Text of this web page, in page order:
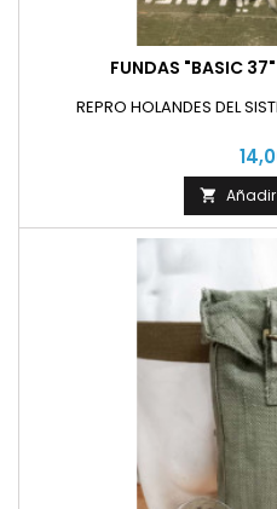
FUNDAS "BASIC
REPRO HOLANDES DEL
